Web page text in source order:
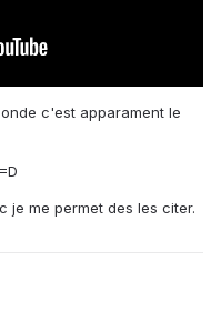
c'est apparament le
je me permet des les citer.